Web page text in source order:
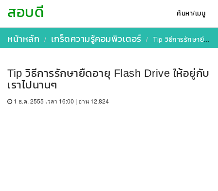
ค้นหา/เมนู
สอบดี
หน้าหลัก เกร็ดความรู้คอมพิวเตอร์ Tip วิธีการรักษายืดอายุ Flash Drive ให้อยู่กับเราไปนานๆ
Tip วิธีการรักษายืดอายุ Flash Drive ให้อยู่กับ
เราไปนานๆ
1 ธ.ค. 2555 เวลา 16:00 | อ่าน 12,824